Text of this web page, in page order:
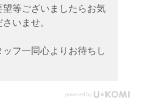
等ございましたらお気
いませ。
フ一同心よりお待ちし